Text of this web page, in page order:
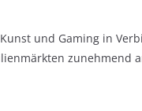
und Gaming in
zunehmend